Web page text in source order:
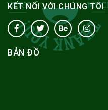
KẾT NỐI VỚI CHÚNG TÔI
BẢN ĐỒ